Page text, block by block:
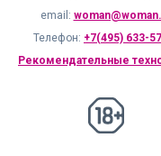
email:
Телефон: +7(495) 633-
Рекомендательные
18+